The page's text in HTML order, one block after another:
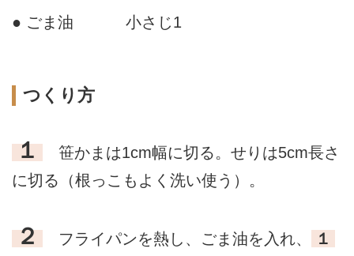
● ごま油 小さじ1
つくり方
１
笹かまは1cm幅に切る。せりは5cm長さ
に切る（根っこもよく洗い使う）。
２ フライパンを熱し、ごま油を入れ、
１